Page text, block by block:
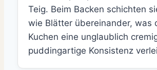
Teig. Beim Backen schichten
wie Blätter übereinander, was
Kuchen eine unglaublich
puddingartige Konsistenz